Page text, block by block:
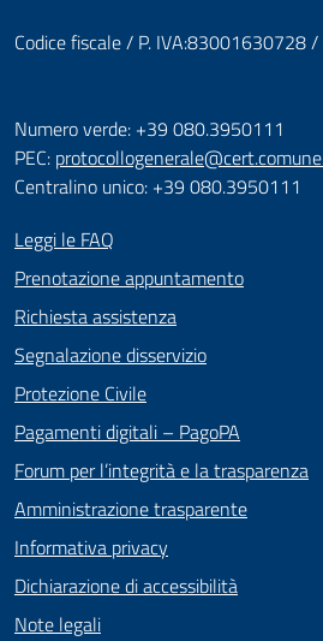
Codice fiscale / P. IVA:83001630728
Numero verde: +39 080.3950111
PEC:
Centralino unico: +39 080.3950111
Leggi le FAQ
Prenotazione appuntamento
Richiesta assistenza
Segnalazione disservizio
Protezione Civile
Pagamenti digitali – PagoPA
Forum per l’integrità e la trasparenza
Amministrazione trasparente
Informativa privacy
Dichiarazione di accessibilità
Note legali